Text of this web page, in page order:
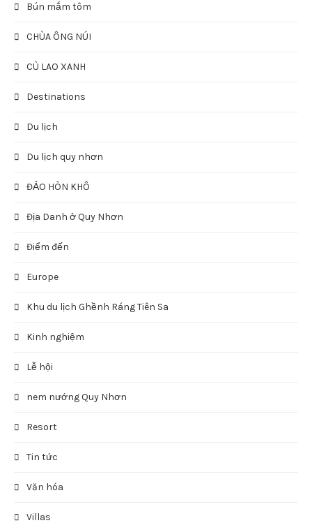
Bún mắm tôm
CHÙA ÔNG NÚI
CÙ LAO XANH
Destinations
Du lịch
Du lịch quy nhơn
ĐẢO HÒN KHÔ
Địa Danh ở Quy Nhơn
Điểm đến
Europe
Khu du lịch Ghềnh Ráng Tiên Sa
Kinh nghiệm
Lễ hội
nem nướng Quy Nhơn
Resort
Tin tức
Văn hóa
Villas